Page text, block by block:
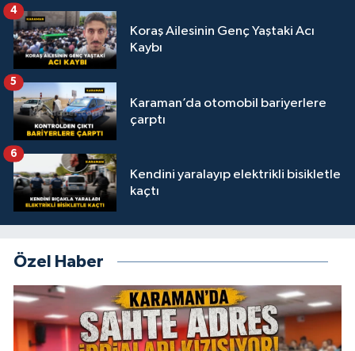
Koraş Ailesinin Genç Yaştaki Acı
Kaybı
4
Karaman’da otomobil bariyerlere
çarptı
5
Kendini yaralayıp elektrikli bisikletle
kaçtı
6
Özel Haber